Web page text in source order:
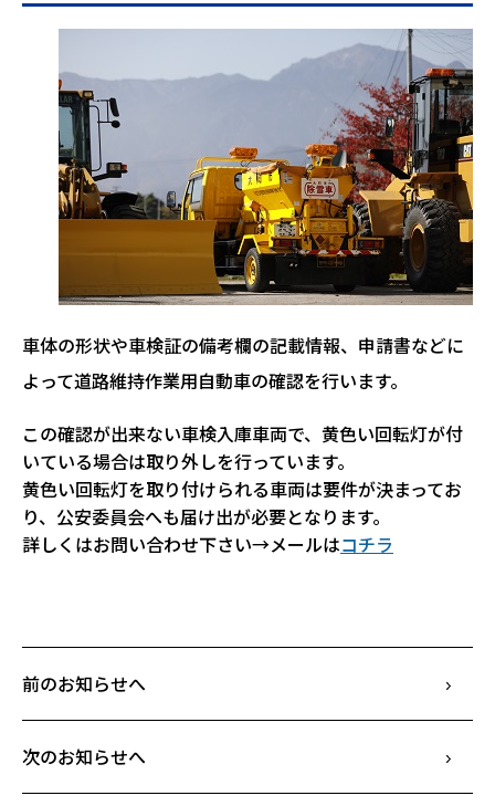
車体の形状や車検証の備考欄の記載情報、申請書などに
よって道路維持作業用自動車の確認を行います。
この確認が出来ない車検入庫車両で、黄色い回転灯が付
いている場合は取り外しを行っています。
黄色い回転灯を取り付けられる車両は要件が決まってお
り、公安委員会へも届け出が必要となります。
詳しくはお問い合わせ下さい→メールはコチラ
前のお知らせへ
次のお知らせへ